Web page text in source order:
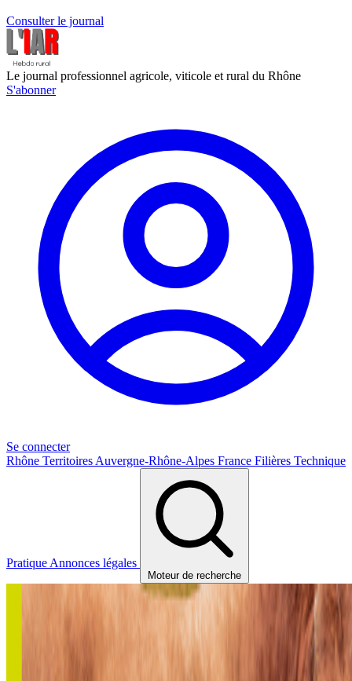
Consulter le journal
Le journal professionnel agricole, viticole et rural du Rhône
S'abonner
Se connecter
Rhône Territoires Auvergne-Rhône-Alpes France Filières Technique
Pratique Annonces légales
Moteur de recherche